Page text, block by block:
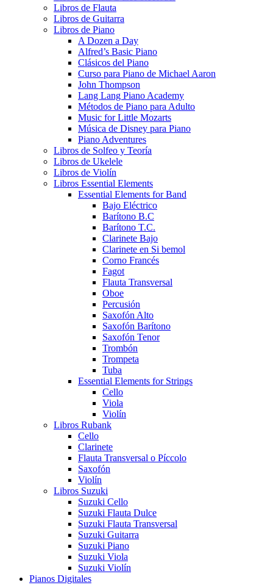
Libros de Flauta
Libros de Guitarra
Libros de Piano
A Dozen a Day
Alfred’s Basic Piano
Clásicos del Piano
Curso para Piano de Michael Aaron
John Thompson
Lang Lang Piano Academy
Métodos de Piano para Adulto
Music for Little Mozarts
Música de Disney para Piano
Piano Adventures
Libros de Solfeo y Teoría
Libros de Ukelele
Libros de Violín
Libros Essential Elements
Essential Elements for Band
Bajo Eléctrico
Barítono B.C
Barítono T.C.
Clarinete Bajo
Clarinete en Si bemol
Corno Francés
Fagot
Flauta Transversal
Oboe
Percusión
Saxofón Alto
Saxofón Barítono
Saxofón Tenor
Trombón
Trompeta
Tuba
Essential Elements for Strings
Cello
Viola
Violín
Libros Rubank
Cello
Clarinete
Flauta Transversal o Píccolo
Saxofón
Violín
Libros Suzuki
Suzuki Cello
Suzuki Flauta Dulce
Suzuki Flauta Transversal
Suzuki Guitarra
Suzuki Piano
Suzuki Viola
Suzuki Violín
Pianos Digitales